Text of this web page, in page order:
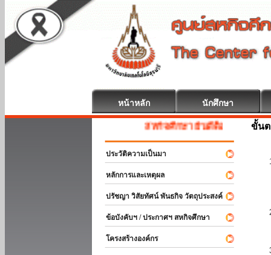
หน้าหลัก นักศึกษา
สหกิจศึกษา ยินดีต้อนรับ
ประวัติความเป็นมา
หลักการและเหตุผล
ปรัชญา วิสัยทัศน์ พันธกิจ วัตถุประสงค์
ข้อบังคับฯ / ประกาศฯ สหกิจศึกษา
โครงสร้างองค์กร
ขั้น